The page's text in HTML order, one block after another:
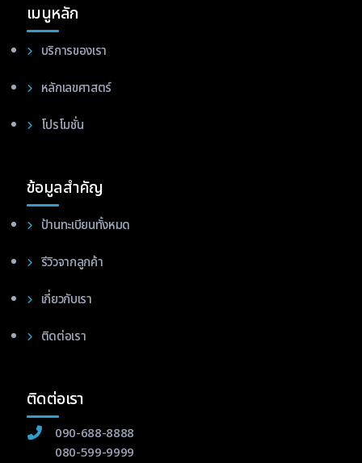
เมนูหลัก
บริการของเรา
หลักเลขศาสตร์
โปรโมชั่น
ข้อมูลสำคัญ
ป้านทะเบียนทั้งหมด
รีวิวจากลูกค้า
เกี่ยวกับเรา
ติดต่อเรา
ติดต่อเรา
090-688-8888
080-599-9999